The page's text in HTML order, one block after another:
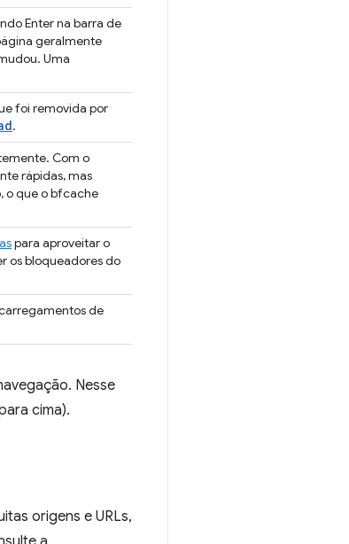
Enter na barra de
geralmente
Uma
foi removida por
.
Com o
rápidas, mas
o que o bfcache
para aproveitar o
os bloqueadores do
de
Nesse
cima).
origens e URLs,